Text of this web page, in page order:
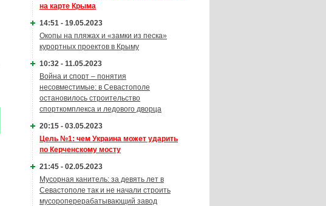
на карте Крыма
14:51 - 19.05.2023
Окопы на пляжах и «замки из песка»
курортных проектов в Крыму
10:32 - 11.05.2023
Война и спорт – понятия
несовместимые: в Севастополе
остановилось строительство
спорткомплекса и ледового дворца
20:15 - 03.05.2023
Цель №1: чем Украина может ударить
по Керченскому мосту
21:45 - 02.05.2023
Мусорная канитель: за девять лет в
Севастополе так и не начали строить
мусороперерабатывающий завод